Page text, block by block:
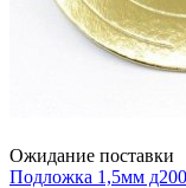
Ожидание поставки
Подложка 1,5мм